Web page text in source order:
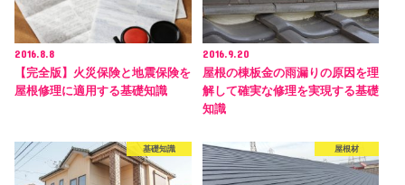
2016.8.8
【完全版】火災保険と地震保険を
屋根修理に適用する基礎知識
2016.9.20
屋根の棟板金の雨漏りの原因を理
解して確実な修理を実現する基礎
知識
基礎知識 屋根材